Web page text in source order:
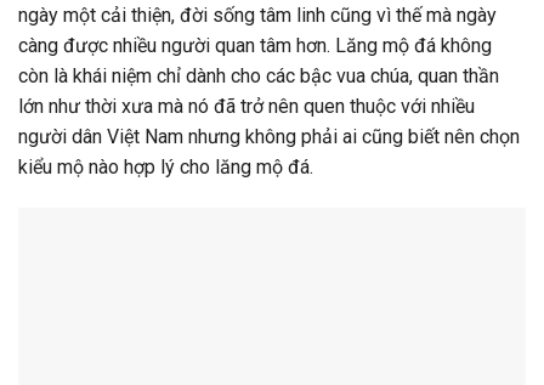
ngày một cải thiện, đời sống tâm linh cũng vì thế mà ngày
càng được nhiều người quan tâm hơn. Lăng mộ đá không
còn là khái niệm chỉ dành cho các bậc vua chúa, quan thần
lớn như thời xưa mà nó đã trở nên quen thuộc với nhiều
người dân Việt Nam nhưng không phải ai cũng biết nên chọn
kiểu mộ nào hợp lý cho lăng mộ đá.